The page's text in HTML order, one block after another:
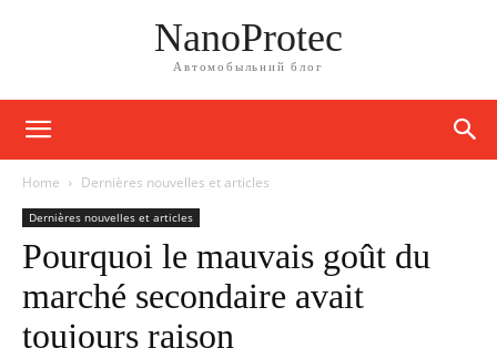
NanoProtec
Автомобыльний блог
Home Dernières nouvelles et articles
Dernières nouvelles et articles
Pourquoi le mauvais goût du
marché secondaire avait
toujours raison